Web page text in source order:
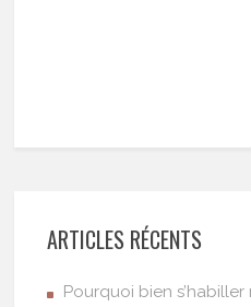
ARTICLES RÉCENTS
Pourquoi bien